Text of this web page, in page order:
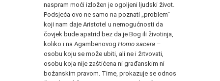
naspram moći izložen je ogoljeni ljudski život.
Podsjeća ovo ne samo na poznati „problem“
koji nam daje Aristotel u nemogućnosti da
čovjek bude apatrid bez da je Bog ili životinja,
koliko i na Agambenovog Homo sacera –
osobu koju se može ubiti, ali ne i žrtvovati,
osobu koja nije zaštićena ni građanskim ni
božanskim pravom. Time, prokazuje se odnos